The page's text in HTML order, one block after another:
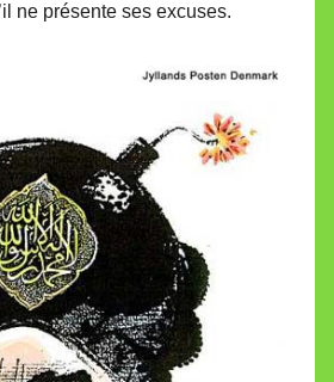
ne présente ses excuses.